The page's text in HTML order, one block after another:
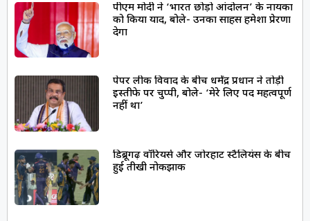
पीएम मोदी ने ‘भारत छोड़ो आंदोलन’ के नायकों
को किया याद, बोले- उनका साहस हमेशा प्रेरणा
देगा
पेपर लीक विवाद के बीच धर्मेंद्र प्रधान ने तोड़ी
इस्तीफे पर चुप्पी, बोले- ‘मेरे लिए पद महत्वपूर्ण
नहीं था’
डिब्रूगढ़ वॉरियर्स और जोरहाट स्टैलियंस के बीच
हुई तीखी नोकझोंक